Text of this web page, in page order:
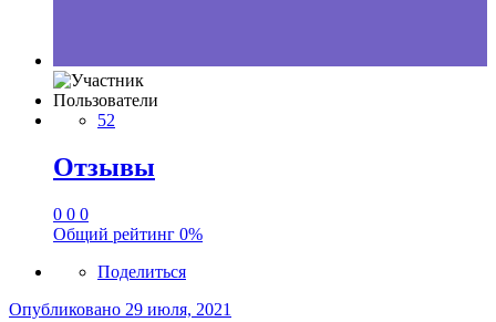
Пользователи
52
Отзывы
0 0 0
Общий рейтинг 0%
Поделиться
Опубликовано 29 июля, 2021